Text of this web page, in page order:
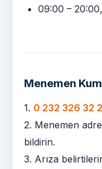
09:00 –
Menemen
1. 0 232 326 32
2. Menemen
bildirin.
3. Arıza